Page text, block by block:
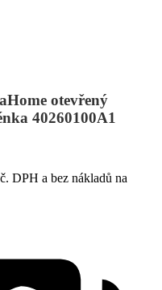
otevřený
40260100A1
DPH a bez nákladů na